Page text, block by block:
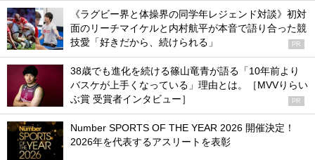
《ラグビー界と体操界の同学年レジェンド対談》初対
面のリーチマイケルと内村航平が本音で語り合った競
技愛「好きだから、続けられる」
PR
38歳でも進化を続ける篠山竜青が語る「10年前より
バスケが上手くなっている」理由とは。［MVVりらい
ぶ賞 受賞者インタビュー］
PR
Number SPORTS OF THE YEAR 2026 開催決定！
2026年を代表するアスリートを表彰